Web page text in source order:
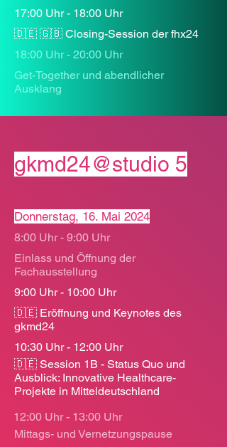
17:00 Uhr - 18:00 Uhr
🇩🇪 🇬🇧 Closing-Session der fhx24
18:00 Uhr - 20:00 Uhr
Get-Together und abendlicher
Ausklang
gkmd24@studio 5
Donnerstag, 16. Mai 2024
8:00 Uhr - 9:00 Uhr
Einlass und Öffnung der
Fachausstellung
9:00 Uhr - 10:00 Uhr
🇩🇪 Eröffnung und Keynotes des
gkmd24
10:30 Uhr - 12:00 Uhr
🇩🇪 Session 1B - Status Quo und
Ausblick: Innovative Healthcare-
Projekte in Mitteldeutschland
12:00 Uhr - 13:00 Uhr
Mittags- und Vernetzungspause